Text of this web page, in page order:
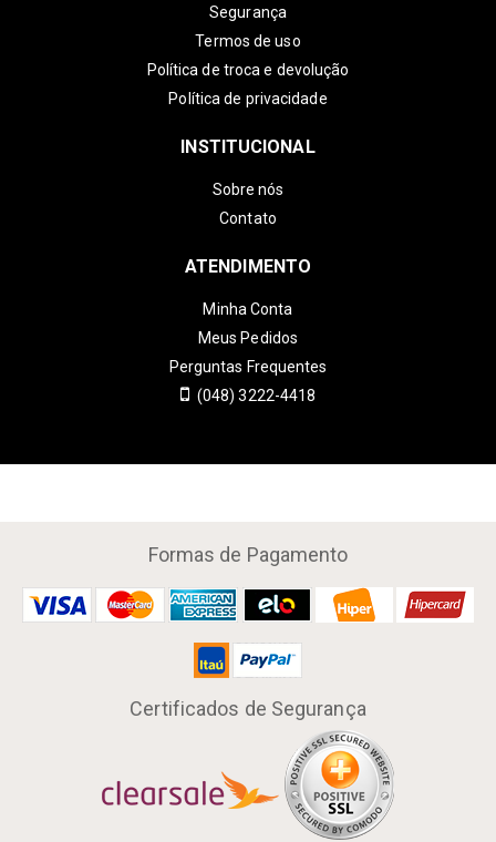
Segurança
Termos de uso
Política de troca e devolução
Política de privacidade
INSTITUCIONAL
Sobre nós
Contato
ATENDIMENTO
Minha Conta
Meus Pedidos
Perguntas Frequentes
(048) 3222-4418
Formas de Pagamento
Certificados de Segurança